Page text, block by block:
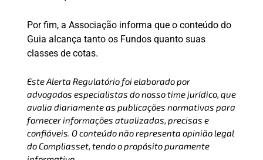
Por fim, a Associação informa que o conteúdo do
Guia alcança tanto os Fundos quanto suas
classes de cotas.
Este Alerta Regulatório foi elaborado por
advogados especialistas do nosso time jurídico, que
avalia diariamente as publicações normativas para
fornecer informações atualizadas, precisas e
confiáveis. O conteúdo não representa opinião legal
do Compliasset, tendo o propósito puramente